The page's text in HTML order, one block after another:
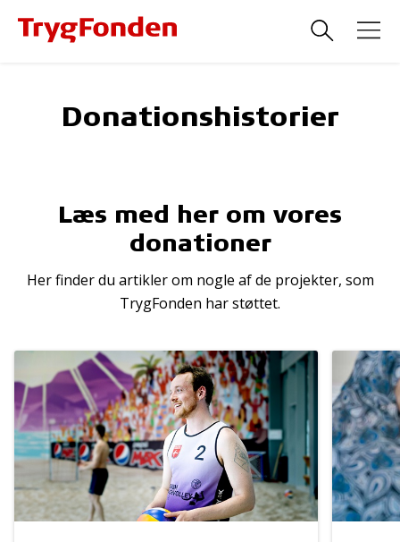
Donationshistorier
Læs med her om vores
donationer
Her finder du artikler om nogle af de projekter, som
TrygFonden har støttet.